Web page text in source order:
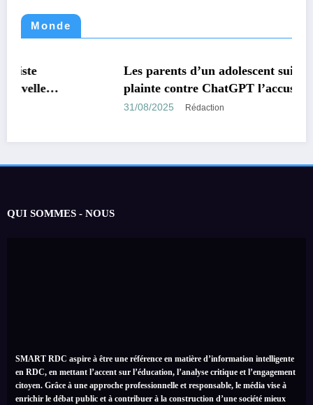
Monde
TECHNOLOGIE
Les parents d’un adolescent suicidé portent
plainte contre ChatGPT l’accusant d’avoir
encouragé son suicide.
Rédaction
QUI SOMMES - NOUS
SMART RDC aspire à être une référence en matière d’information intelligente
en RDC, en mettant l’accent sur l’éducation, l’analyse critique et l’engagement
citoyen. Grâce à une approche professionnelle et responsable, le média vise à
enrichir le débat public et à contribuer à la construction d’une société mieux